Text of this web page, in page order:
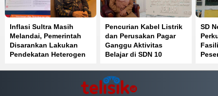
Inflasi Sultra Masih
Melandai, Pemerintah
Disarankan Lakukan
Pendekatan Heterogen
Pencurian Kabel Listrik
dan Perusakan Pagar
Ganggu Aktivitas
Belajar di SDN 10
SD